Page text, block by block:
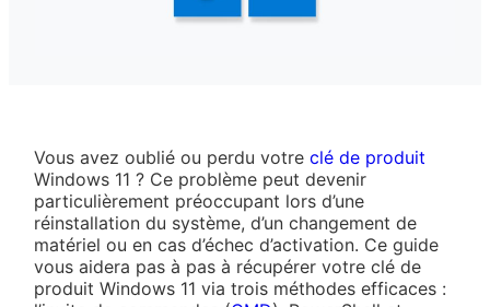
Vous avez oublié ou perdu votreclé de produit
Windows 11 ? Ce problème peut devenir
particulièrement préoccupant lors d’une
réinstallation du système, d’un changement de
matériel ou en cas d’échec d’activation. Ce guide
vous aidera pas à pas à récupérer votre clé de
produit Windows 11 via trois méthodes efficaces :